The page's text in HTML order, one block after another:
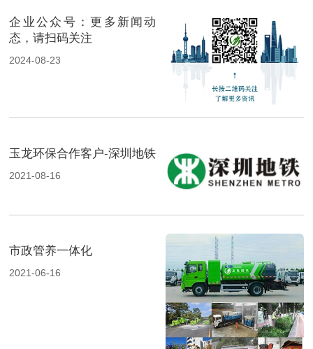
企业公众号：更多新闻动
态，请扫码关注
2024-08-23
玉龙环保合作客户-深圳地铁
2021-08-16
市政管养一体化
2021-06-16